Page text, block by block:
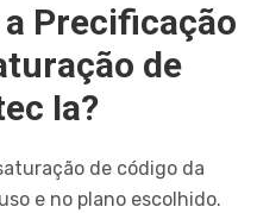
Precificação
de
Ia?
de código da
e no plano escolhido.